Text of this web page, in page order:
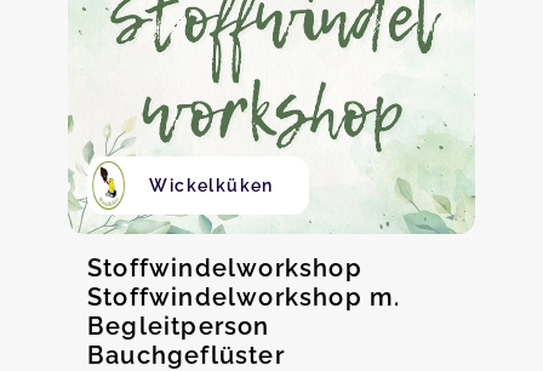
Wickelküken
Stoffwindelworkshop
Stoffwindelworkshop m.
Begleitperson
Bauchgeflüster